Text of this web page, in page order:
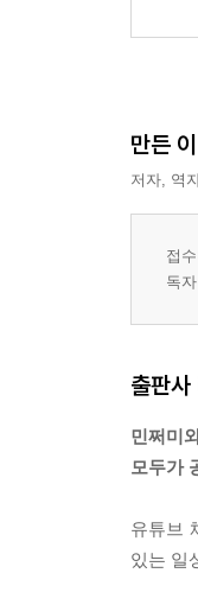
만든
저자, 역
접
독
출판사
민쩌미
모두가
유튜브
있는 일